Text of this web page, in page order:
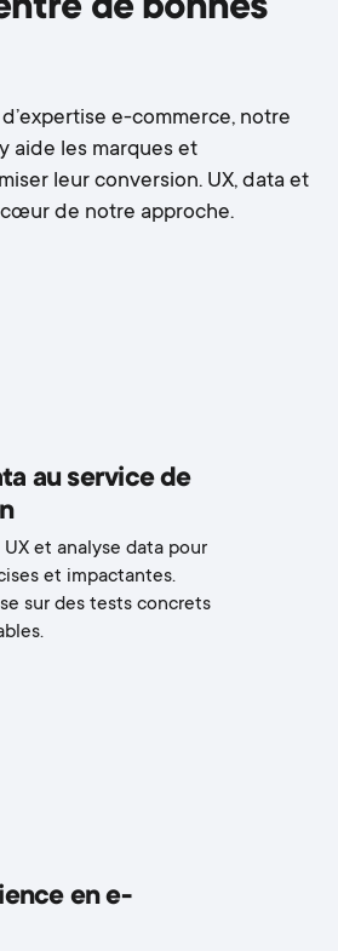
de stratégies de fidélisation et
de bonnes
e-commerce, notre
aide les marques et
leur conversion. UX, data et
de notre approche.
au service de
et analyse data pour
et impactantes.
sur des tests concrets
en e-